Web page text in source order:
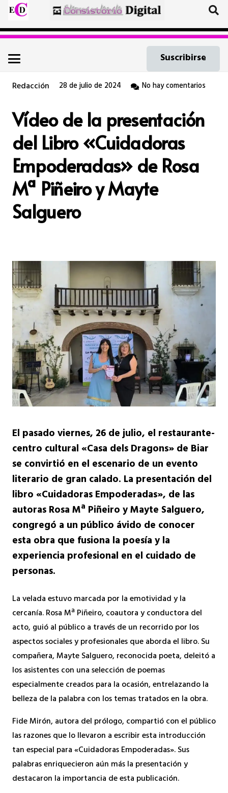
Suscribirse
Redacción 28 de julio de 2024 No hay comentarios
Vídeo de la presentación
del Libro «Cuidadoras
Empoderadas» de Rosa
Mª Piñeiro y Mayte
Salguero
El pasado viernes, 26 de julio, el restaurante-
centro cultural «Casa dels Dragons» de Biar
se convirtió en el escenario de un evento
literario de gran calado. La presentación del
libro «Cuidadoras Empoderadas», de las
autoras Rosa Mª Piñeiro y Mayte Salguero,
congregó a un público ávido de conocer
esta obra que fusiona la poesía y la
experiencia profesional en el cuidado de
personas.
La velada estuvo marcada por la emotividad y la
cercanía.Rosa Mª Piñeiro,coautora y conductora del
acto,guió al público a través de un recorrido por los
aspectos sociales y profesionales que aborda el libro.Su
compañera,Mayte Salguero,reconocida poeta,deleitó a
los asistentes con una selección de poemas
especialmente creados para la ocasión,entrelazando la
belleza de la palabra con los temas tratados en la obra.
Fide Mirón,autora del prólogo,compartió con el público
las razones que lo llevaron a escribir esta introducción
tan especial para «Cuidadoras Empoderadas».Sus
palabras enriquecieron aún más la presentación y
destacaron la importancia de esta publicación.